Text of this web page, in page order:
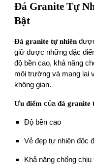
Đá Granite Tự
Bật
Đá granite tự nhiên
giữ được những đặc
độ bền cao, khả năng
môi trường và mang lại
không gian.
Ưu điểm củađá granite
Độ bền cao
Vẻ đẹp tự nhiên độc
Khả năng chống chịu